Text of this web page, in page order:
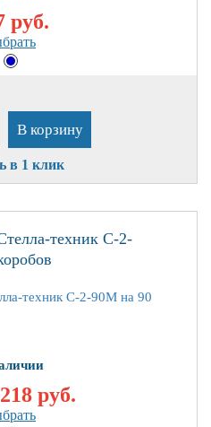
руб.
В корзину
в 1 клик
техник С-2-
руб.